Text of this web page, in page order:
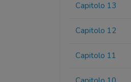
Capitolo 13
Capitolo 12
Capitolo 11